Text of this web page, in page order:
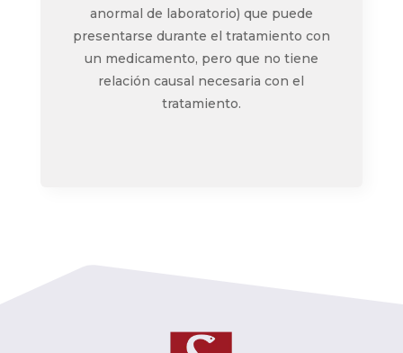
anormal de laboratorio) que puede
presentarse durante el tratamiento con
un medicamento, pero que no tiene
relación causal necesaria con el
tratamiento.